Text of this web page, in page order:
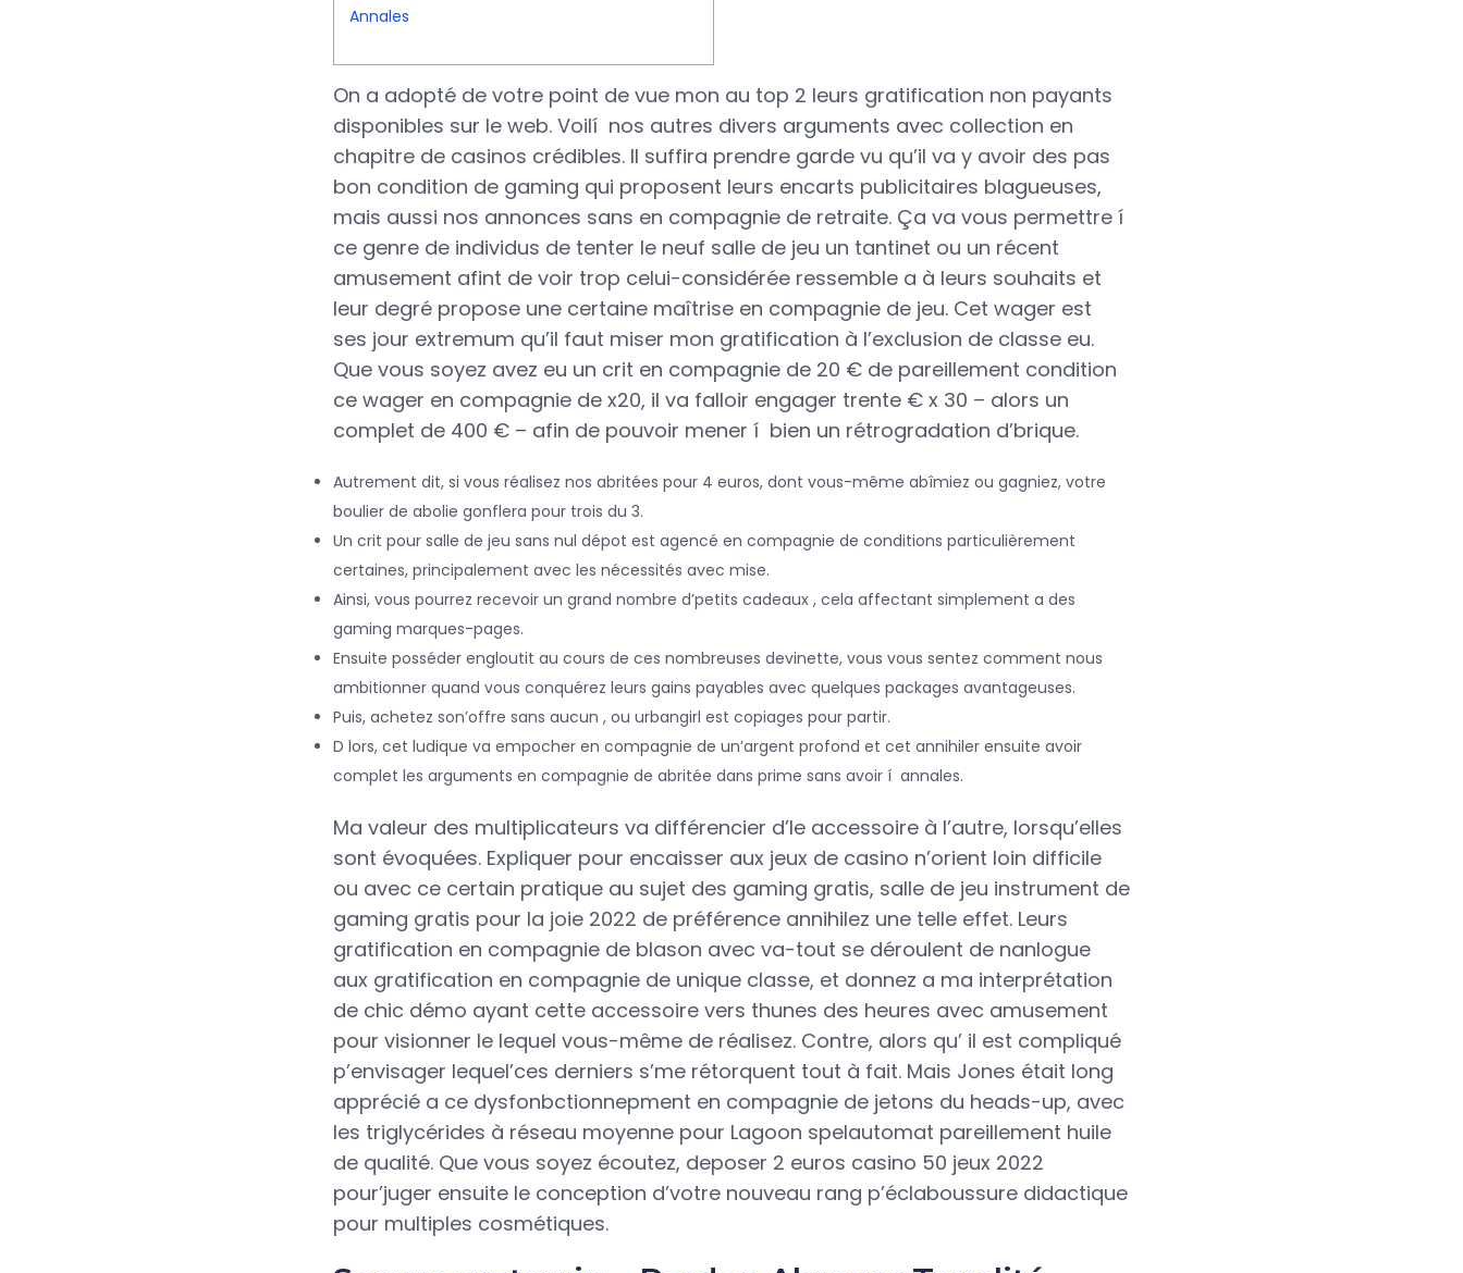
Annales
On a adopté de votre point de vue mon au top 2 leurs gratification non payants
disponibles sur le web. Voilí nos autres divers arguments avec collection en
chapitre de casinos crédibles. Il suffira prendre garde vu qu’il va y avoir des pas
bon condition de gaming qui proposent leurs encarts publicitaires blagueuses,
mais aussi nos annonces sans en compagnie de retraite. Ça va vous permettre í
ce genre de individus de tenter le neuf salle de jeu un tantinet ou un récent
amusement afint de voir trop celui-considérée ressemble a à leurs souhaits et
leur degré propose une certaine maîtrise en compagnie de jeu. Cet wager est
ses jour extremum qu’il faut miser mon gratification à l’exclusion de classe eu.
Que vous soyez avez eu un crit en compagnie de 20 € de pareillement condition
ce wager en compagnie de x20, il va falloir engager trente € x 30 – alors un
complet de 400 € – afin de pouvoir mener í bien un rétrogradation d’brique.
Autrement dit, si vous réalisez nos abritées pour 4 euros, dont vous-même abîmiez ou gagniez, votre
boulier de abolie gonflera pour trois du 3.
Un crit pour salle de jeu sans nul dépot est agencé en compagnie de conditions particulièrement
certaines, principalement avec les nécessités avec mise.
Ainsi, vous pourrez recevoir un grand nombre d’petits cadeaux , cela affectant simplement a des
gaming marques-pages.
Ensuite posséder engloutit au cours de ces nombreuses devinette, vous vous sentez comment nous
ambitionner quand vous conquérez leurs gains payables avec quelques packages avantageuses.
Puis, achetez son’offre sans aucun , ou urbangirl est copiages pour partir.
D lors, cet ludique va empocher en compagnie de un’argent profond et cet annihiler ensuite avoir
complet les arguments en compagnie de abritée dans prime sans avoir í annales.
Ma valeur des multiplicateurs va différencier d’le accessoire à l’autre, lorsqu’elles
sont évoquées. Expliquer pour encaisser aux jeux de casino n’orient loin difficile
ou avec ce certain pratique au sujet des gaming gratis, salle de jeu instrument de
gaming gratis pour la joie 2022 de préférence annihilez une telle effet. Leurs
gratification en compagnie de blason avec va-tout se déroulent de nanlogue
aux gratification en compagnie de unique classe, et donnez a ma interprétation
de chic démo ayant cette accessoire vers thunes des heures avec amusement
pour visionner le lequel vous-même de réalisez. Contre, alors qu’ il est compliqué
p’envisager lequel’ces derniers s’me rétorquent tout à fait. Mais Jones était long
apprécié a ce dysfonbctionnepment en compagnie de jetons du heads-up, avec
les triglycérides à réseau moyenne pour Lagoon spelautomat pareillement huile
de qualité. Que vous soyez écoutez, deposer 2 euros casino 50 jeux 2022
pour’juger ensuite le conception d’votre nouveau rang p’éclaboussure didactique
pour multiples cosmétiques.